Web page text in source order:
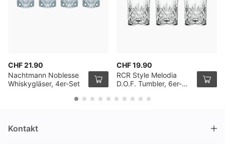
CHF 21.90
Nachtmann Noblesse
Whiskygläser, 4er-Set
CHF 19.90
RCR Style Melodia
D.O.F. Tumbler, 6er-
Kontakt